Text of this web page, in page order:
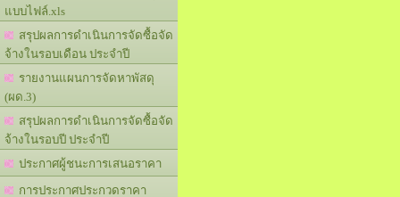
แบบไฟล์.xls
สรุปผลการดำเนินการจัดซื้อจัด
จ้างในรอบเดือน ประจำปี
รายงานแผนการจัดหาพัสดุ
(ผด.3)
สรุปผลการดำเนินการจัดซื้อจัด
จ้างในรอบปี ประจำปี
ประกาศผู้ชนะการเสนอราคา
การประกาศประกวดราคา